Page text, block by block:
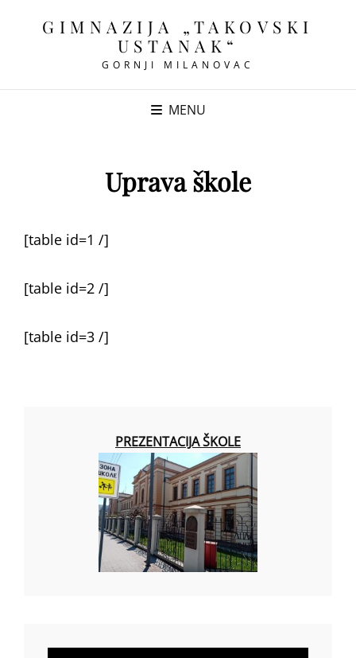
GIMNAZIJA „TAKOVSKI
USTANAK“
GORNJI MILANOVAC
MENU
Uprava škole
[table id=1 /]
[table id=2 /]
[table id=3 /]
PREZENTACIJA ŠKOLE